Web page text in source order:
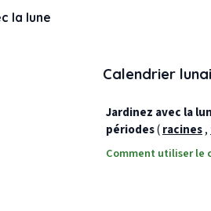
la lune
Calendrier
Jardinez avec la
périodes(racines,
Comment utiliser le